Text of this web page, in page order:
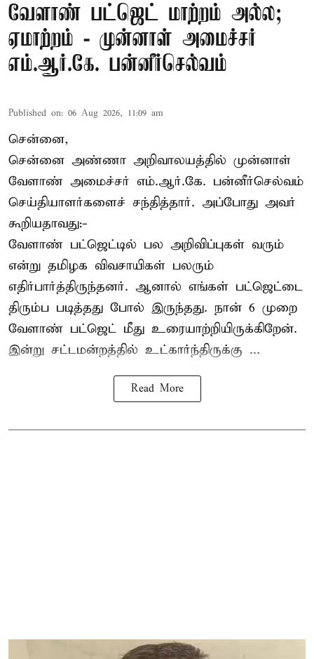
வேளாண் பட்ஜெட் மாற்றம் அல்ல;
ஏமாற்றம் - முன்னாள் அமைச்சர்
எம்.ஆர்.கே. பன்னீர்செல்வம்
Published on: 06 Aug 2026, 11:09 am
சென்னை,
சென்னை அண்ணா அறிவாலயத்தில் முன்னாள்
வேளாண் அமைச்சர் எம்.ஆர்.கே. பன்னீர்செல்வம்
செய்தியாளர்களைச் சந்தித்தார். அப்போது அவர்
கூறியதாவது:-
வேளாண் பட்ஜெட்டில் பல அறிவிப்புகள் வரும்
என்று தமிழக விவசாயிகள் பலரும்
எதிர்பார்த்திருந்தனர். ஆனால் எங்கள் பட்ஜெட்டை
திரும்ப படித்தது போல் இருந்தது. நான் 6 முறை
வேளாண் பட்ஜெட் மீது உரையாற்றியிருக்கிறேன்.
இன்று சட்டமன்றத்தில் உட்கார்ந்திருக்கு ...
Read More